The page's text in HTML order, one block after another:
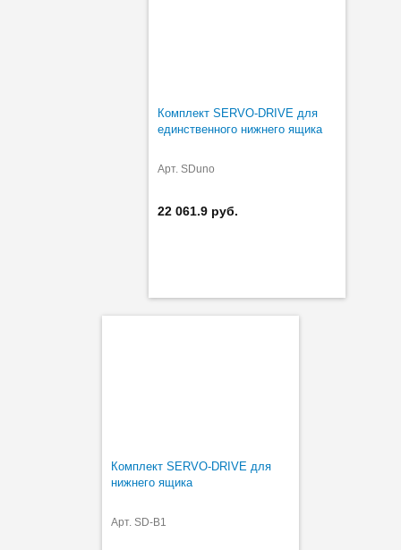
Комплект SERVO-DRIVE для
единственного нижнего ящика
Арт. SDuno
22 061.9 руб.
Комплект SERVO-DRIVE для
нижнего ящика
Арт. SD-B1